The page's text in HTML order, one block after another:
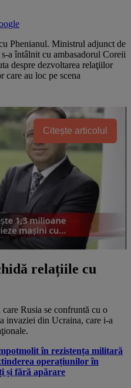
Phenianul. Ministrul adjunct de
a întâlnit cu ambasadorul Coreii
despre dezvoltarea relaţiilor
au loc pe scena
Citește articolul
relațiile cu
Rusia se confruntă cu o
invaziei din Ucraina, care i-a
în rezistența militară
operațiunilor în
și fără apărare